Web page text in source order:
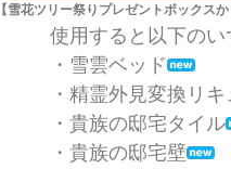
【雪花ツリー祭りプレゼントボックス
使用すると以下の
・雪雲ベッド
・精霊外見変換リ
・貴族の邸宅タイル
・貴族の邸宅壁